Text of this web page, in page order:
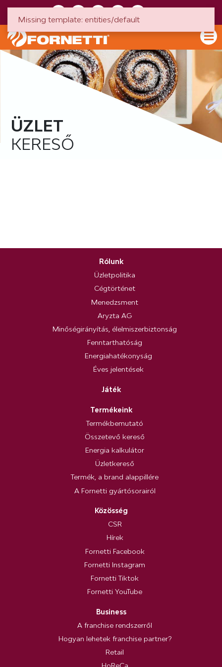
ÜZLET
KERESŐ
Rólunk
Üzletpolitika
Cégtörténet
Menedzsment
Aryzta AG
Minőségirányítás, élelmiszerbiztonság
Fenntarthatóság
Energiahatékonyság
Éves jelentések
Játék
Termékeink
Termékbemutató
Összetevő kereső
Energia kalkulátor
Üzletkereső
Termék, a brand alappillére
A Fornetti gyártósorairól
Közösség
CSR
Hírek
Fornetti Facebook
Fornetti Instagram
Fornetti Tiktok
Fornetti YouTube
Business
A franchise rendszerről
Hogyan lehetek franchise partner?
Retail
Missing template: entities/default